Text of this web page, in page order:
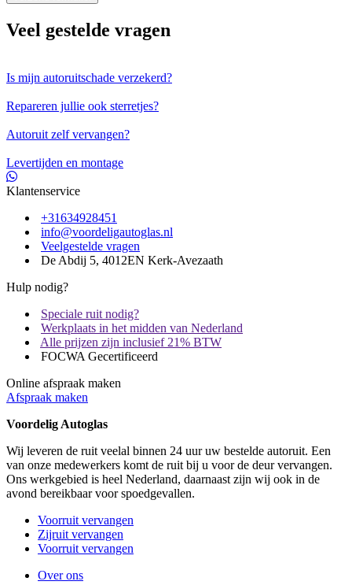
Veel gestelde vragen
Is mijn autoruitschade verzekerd?
Repareren jullie ook sterretjes?
Autoruit zelf vervangen?
Levertijden en montage
Klantenservice
+31634928451
info@voordeligautoglas.nl
Veelgestelde vragen
De Abdij 5, 4012EN Kerk-Avezaath
Hulp nodig?
Speciale ruit nodig?
Werkplaats in het midden van Nederland
Alle prijzen zijn inclusief 21% BTW
FOCWA Gecertificeerd
Online afspraak maken
Afspraak maken
Voordelig Autoglas
Wij leveren de ruit veelal binnen 24 uur uw bestelde autoruit. Een
van onze medewerkers komt de ruit bij u voor de deur vervangen.
Ons werkgebied is heel Nederland, daarnaast zijn wij ook in de
avond bereikbaar voor spoedgevallen.
Voorruit vervangen
Zijruit vervangen
Voorruit vervangen
Over ons